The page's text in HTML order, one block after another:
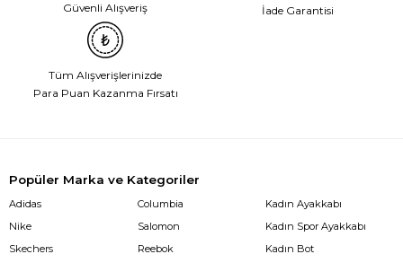
Güvenli Alışveriş
İade Garantisi
Tüm Alışverişlerinizde
Para Puan Kazanma Fırsatı
Popüler Marka ve Kategoriler
Adidas
Nike
Skechers
Columbia
Salomon
Reebok
Kadın Ayakkabı
Kadın Spor Ayakkabı
Kadın Bot